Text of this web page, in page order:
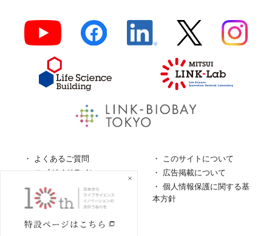
よくあるご質問
このサイトについて
ロゴガイドライン
広告掲載について
特定商取引法に基づく表
個人情報保護に関する基
本方針